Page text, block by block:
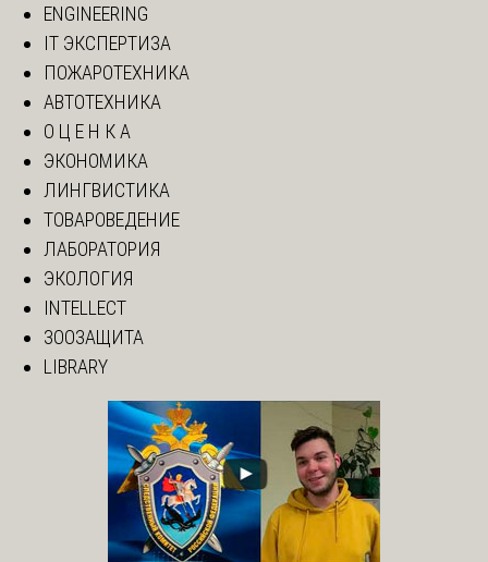
ENGINEERING
IT ЭКСПЕРТИЗА
ПОЖАРОТЕХНИКА
АВТОТЕХНИКА
О Ц Е Н К А
ЭКОНОМИКА
ЛИНГВИСТИКА
ТОВАРОВЕДЕНИЕ
ЛАБОРАТОРИЯ
ЭКОЛОГИЯ
INTELLECT
ЗООЗАЩИТА
LIBRARY